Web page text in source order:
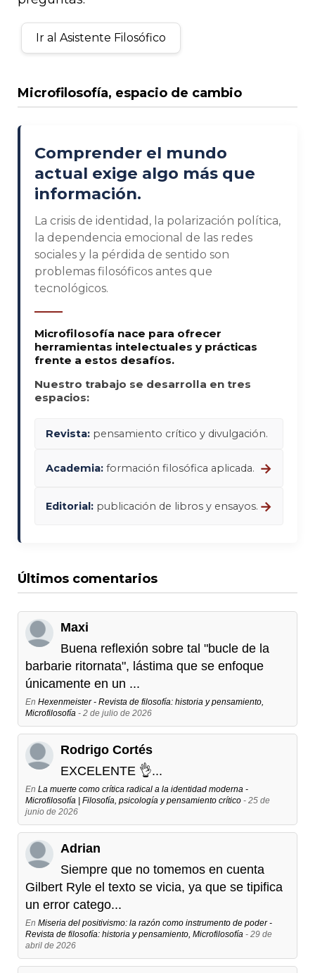
Ir al Asistente Filosófico
Microfilosofía, espacio de cambio
Comprender el mundo
actual exige algo más que
información.
La crisis de identidad, la polarización política,
la dependencia emocional de las redes
sociales y la pérdida de sentido son
problemas filosóficos antes que
tecnológicos.
Microfilosofía nace para ofrecer
herramientas intelectuales y prácticas
frente a estos desafíos.
Nuestro trabajo se desarrolla en tres
espacios:
Revista: pensamiento crítico y divulgación.
Academia: formación filosófica aplicada. →
Editorial: publicación de libros y ensayos. →
Últimos comentarios
Maxi
Buena reflexión sobre tal "bucle de la
barbarie ritornata", lástima que se enfoque
únicamente en un ...
En Hexenmeister - Revista de filosofía: historia y pensamiento,
Microfilosofía - 2 de julio de 2026
Rodrigo Cortés
EXCELENTE 👌...
En La muerte como crítica radical a la identidad moderna -
Microfilosofía | Filosofía, psicología y pensamiento crítico - 25 de
junio de 2026
Adrian
Siempre que no tomemos en cuenta
Gilbert Ryle el texto se vicia, ya que se tipifica
un error catego...
En Miseria del positivismo: la razón como instrumento de poder -
Revista de filosofía: historia y pensamiento, Microfilosofía - 29 de
abril de 2026